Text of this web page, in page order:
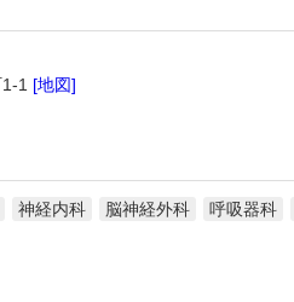
1 [地図]
神経内科 脳神経外科 呼吸器科